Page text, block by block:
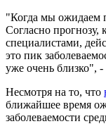
"Когда мы ожидаем
Согласно
специалистами,
это пик
уже очень близко", -
Несмотря на то, что
ближайшее время
заболеваемости